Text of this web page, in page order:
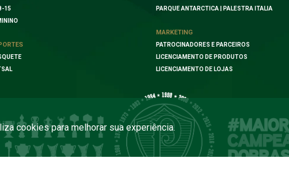
15
PARQUE ANTARCTICA | PALESTRA ITALIA
MARKETING
PATROCINADORES E PARCEIROS
LICENCIAMENTO DE PRODUTOS
LICENCIAMENTO DE LOJAS
cookies para melhorar sua experiência.